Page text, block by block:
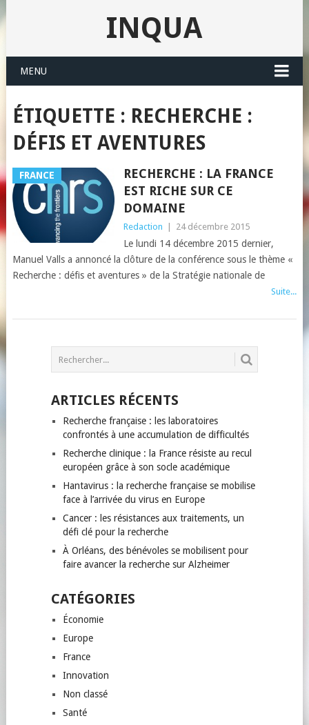
INQUA
MENU
ÉTIQUETTE : RECHERCHE :
DÉFIS ET AVENTURES
FRANCE
RECHERCHE : LA FRANCE
EST RICHE SUR CE
DOMAINE
Redaction 24 décembre 2015
Le lundi 14 décembre 2015 dernier,
Manuel Valls a annoncé la clôture de la conférence sous le thème «
Recherche : défis et aventures » de la Stratégie nationale de
Suite...
POSTS
NAVIGATION
ARTICLES RÉCENTS
Recherche française : les laboratoires
confrontés à une accumulation de difficultés
Recherche clinique : la France résiste au recul
européen grâce à son socle académique
Hantavirus : la recherche française se mobilise
face à l’arrivée du virus en Europe
Cancer : les résistances aux traitements, un
défi clé pour la recherche
À Orléans, des bénévoles se mobilisent pour
faire avancer la recherche sur Alzheimer
CATÉGORIES
Économie
Europe
France
Innovation
Non classé
Santé